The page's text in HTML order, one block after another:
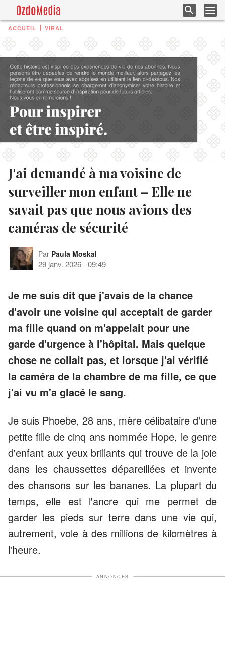
ACCUEIL VIRAL
J'ai demandé à ma voisine de
surveiller mon enfant – Elle ne
savait pas que nous avions des
caméras de sécurité
Par Paula Moskal
29 janv. 2026-09:49
Je me suis dit que j'avais de la chance
d'avoir une voisine qui acceptait de garder
ma fille quand on m'appelait pour une
garde d'urgence à l'hôpital. Mais quelque
chose ne collait pas, et lorsque j'ai vérifié
la caméra de la chambre de ma fille, ce que
j'ai vu m'a glacé le sang.
Je suis Phoebe, 28 ans, mère célibataire d'une
petite fille de cinq ans nommée Hope, le genre
d'enfant aux yeux brillants qui trouve de la joie
dans les chaussettes dépareillées et invente
des chansons sur les bananes. La plupart du
temps, elle est l'ancre qui me permet de
garder les pieds sur terre dans une vie qui,
autrement, vole à des millions de kilomètres à
l'heure.
ANNONCES